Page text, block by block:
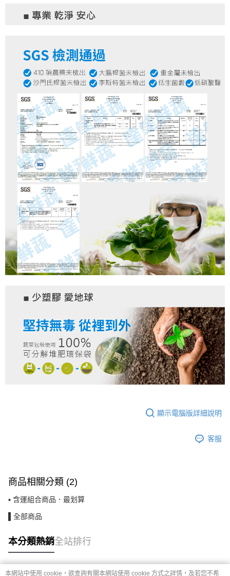
顯示電腦版詳細說明
客服
商品相關分類 (2)
▪ 含運組合商品．最划算
▌全部商品
本分類熱銷全站排行
本網站中使用 cookie，欲查詢有關本網站使用 cookie 方式之詳情，及若您不希